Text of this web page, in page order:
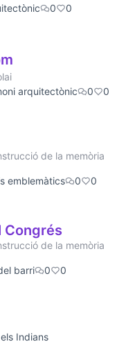
0 0
arquitectònic 0 0
de la memòria
emblemàtics 0 0
Congrés
de la memòria
barri 0 0
Indians